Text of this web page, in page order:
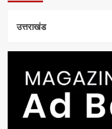
उत्तराखंड